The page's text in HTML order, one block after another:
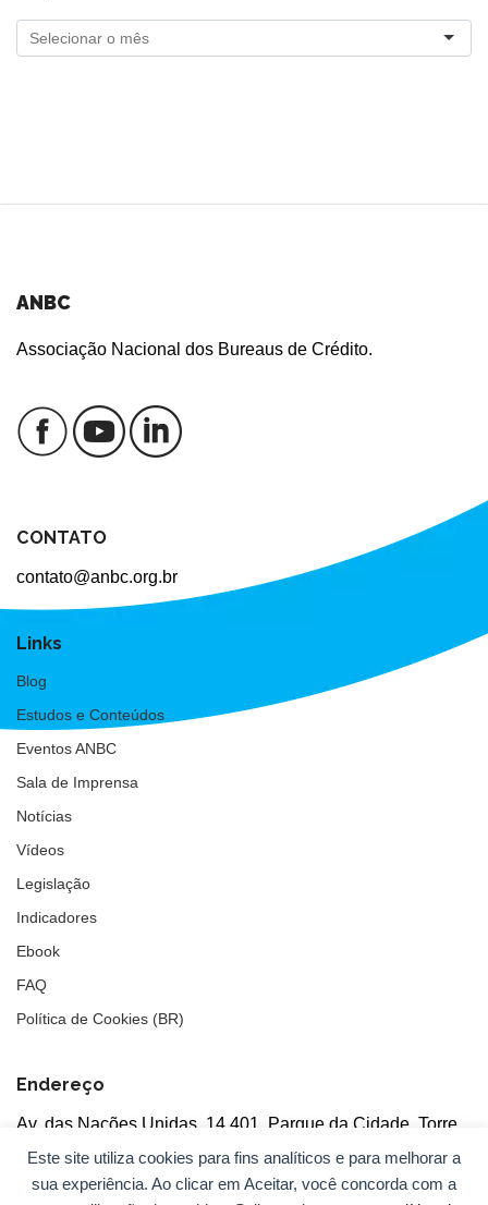
Este site utiliza cookies para fins analíticos e para melhorar a
sua experiência. Ao clicar em Aceitar, você concorda com a
ANBC
Associação Nacional dos Bureaus de Crédito.
CONTATO
contato@anbc.org.br
Links
Blog
Estudos e Conteúdos
Eventos ANBC
Sala de Imprensa
Notícias
Vídeos
Legislação
Indicadores
Ebook
FAQ
Política de Cookies (BR)
Endereço
Av. das Nações Unidas, 14.401, Parque da Cidade, Torre
Tarumã
5°andar, salas 502/503, CEP: 04730-090, São Paulo, SP